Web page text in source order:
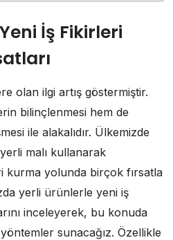
İş Fikirleri
olan ilgi artış göstermiştir.
bilinçlenmesi hem de
ile alakalıdır. Ülkemizde
malı kullanarak
kurma yolunda birçok fırsatla
yerli ürünlerle yeni iş
inceleyerek, bu konuda
sunacağız. Özellikle